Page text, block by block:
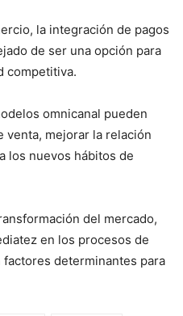
la integración de pagos
de ser una opción para
competitiva.
omnicanal pueden
venta, mejorar la relación
los nuevos hábitos de
del mercado,
en los procesos de
determinantes para